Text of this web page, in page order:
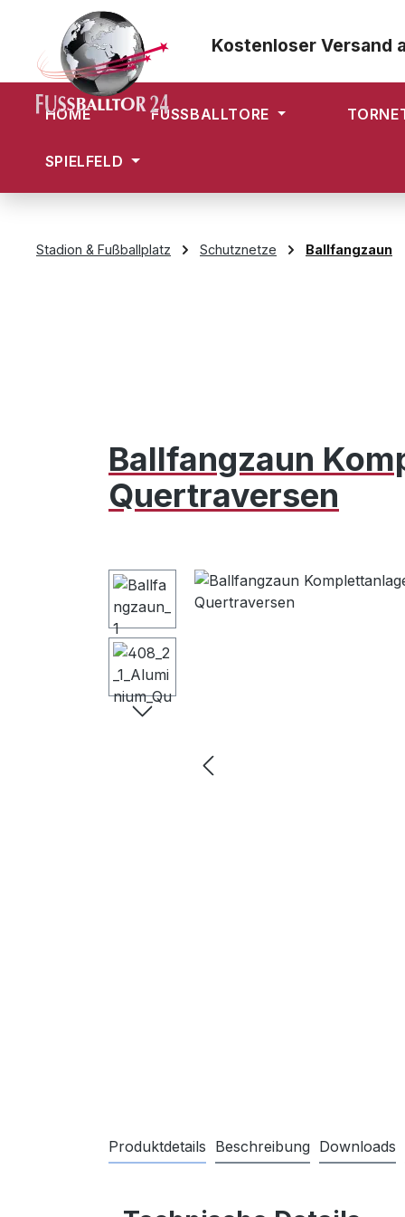
Hauptinhalt springen
Zur Suche springen
Zur Hauptnavigation springen
Kostenloser Versand
HOME FUSSBALLTORE
SPIELFELD
Stadion & Fußballplatz Schutznetze Ballfangzaun
Ballfangzaun
Quertraversen
Bildergalerie überspringen
Produktdetails Beschreibung Downloads